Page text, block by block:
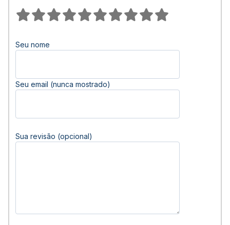
Seu nome
Seu email (nunca mostrado)
Sua revisão (opcional)